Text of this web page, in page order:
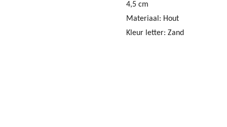
4,5 cm
Materiaal: Hout
Kleur letter: Zand